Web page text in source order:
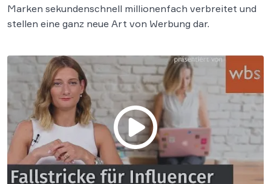
Marken sekundenschnell millionenfach verbreitet und
stellen eine ganz neue Art von Werbung dar.